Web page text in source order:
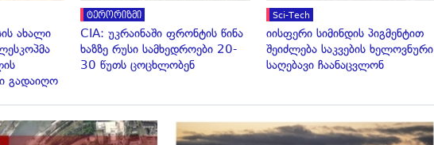
ახალი
გადაიღო
ტერორიზმი
CIA: უკრაინაში ფრონტის წინა
ხაზზე რუსი სამხედროები 20-
30 წუთს ცოცხლობენ
Sci-Tech
იისფერი სიმინდის პიგმენტით
შეიძლება საკვების ხელოვნური
საღებავი ჩაანაცვლონ
გადახედვა